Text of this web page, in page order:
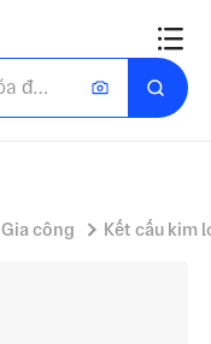
Gia công Kết cấu kim